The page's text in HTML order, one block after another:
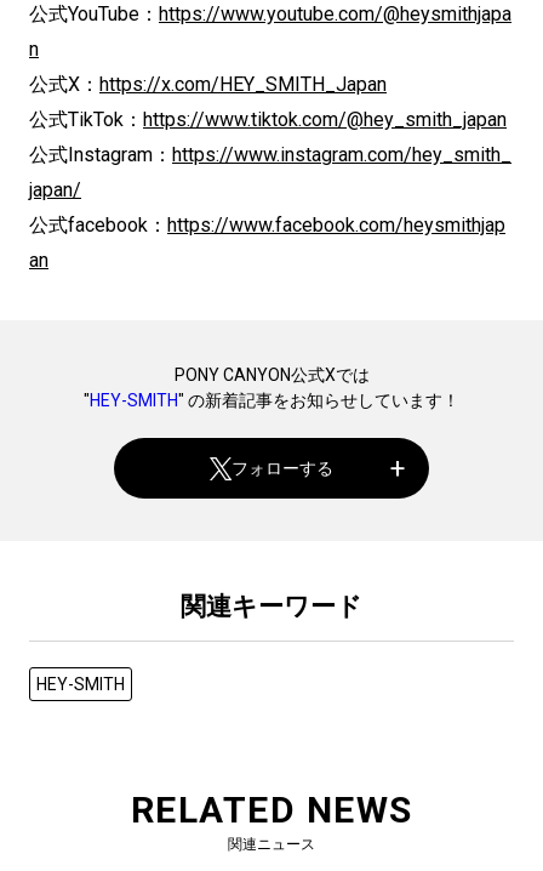
公式YouTube： https://www.youtube.com/@heysmithjapa
n
公式X： https://x.com/HEY_SMITH_Japan
公式TikTok： https://www.tiktok.com/@hey_smith_japan
公式Instagram： https://www.instagram.com/hey_smith_
japan/
公式facebook： https://www.facebook.com/heysmithjap
an
PONY CANYON公式Xでは
"HEY-SMITH" の新着記事をお知らせしています！
フォローする
関連キーワード
HEY-SMITH
RELATED NEWS
関連ニュース